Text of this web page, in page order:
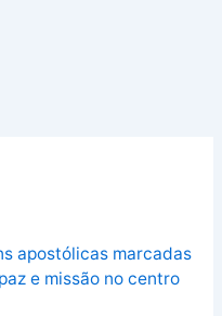
apostólicas marcadas
e missão no centro